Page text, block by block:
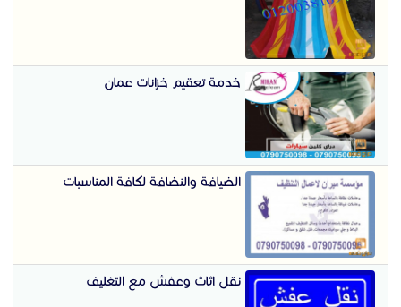
خدمة تعقيم خزانات عمان
الضيافة والنضافة لكافة المناسبات
نقل اثاث وعفش مع التغليف